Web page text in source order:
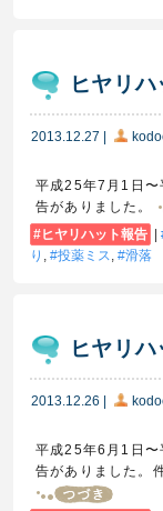
ヒヤリハ
2013.12.27
平成25年7月1日
告がありました。
ヒヤリハット報告
り , 投薬ミス, 滑落
ヒヤリハ
2013.12.26
平成25年6月1日
告がありました。